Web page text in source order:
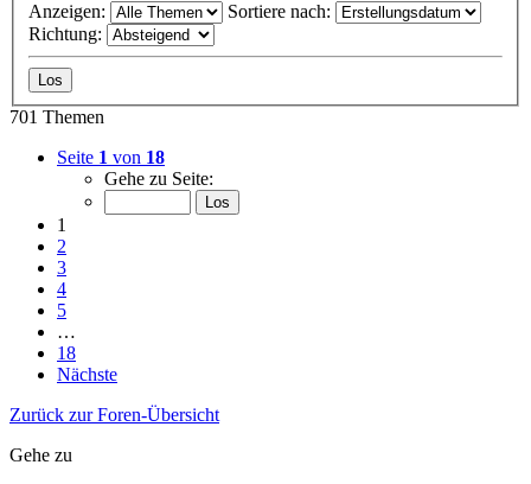
Anzeigen:
Sortiere nach:
Richtung:
701 Themen
Seite 1 von 18
Gehe zu Seite:
1
2
3
4
5
…
18
Nächste
Zurück zur Foren-Übersicht
Gehe zu